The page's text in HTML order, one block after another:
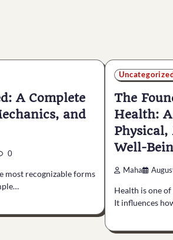
A Complete
and
0
most recognizable forms
The
Health:
Physical,
Well-
Maha
Health is one of
It influences